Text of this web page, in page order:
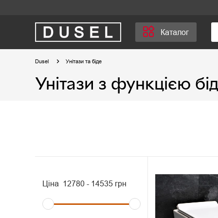
Каталог
Dusel Унітази та біде
Унітази з функцією
Ціна 12780 - 14535 грн